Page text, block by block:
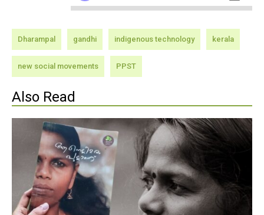
Dharampal gandhi indigenous technology kerala
new social movements PPST
Also Read